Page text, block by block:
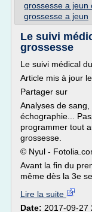
grossesse a jeun
grossesse a jeun
Le suivi
grossesse
Le suivi médical
Article mis à jour
Partager sur
Analyses de
échographie...
programmer tout
grossesse.
© Nyul -
Avant la fin du
même dès la 3e
Lire la suite
Date: 2017-09-27